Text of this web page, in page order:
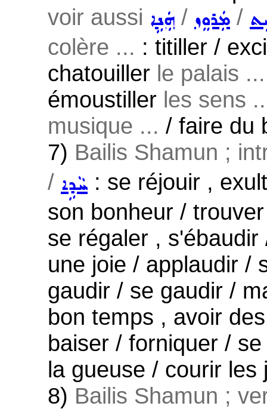
voir aussi ܗܲܢܹܐ / ܡܲܪܘܸܙ /
colère ... : titiller /
chatouiller le palais ...
émoustiller les sens
musique ... / faire du
7) Bailis Shamun ;
/ ܚܵܕܹܐ : se réjouir ,
son bonheur /
se régaler ,
une joie / applaudir /
gaudir / se gaudir /
bon temps , avoir
baiser / forniquer /
la gueuse / courir
8) Bailis Shamun ;